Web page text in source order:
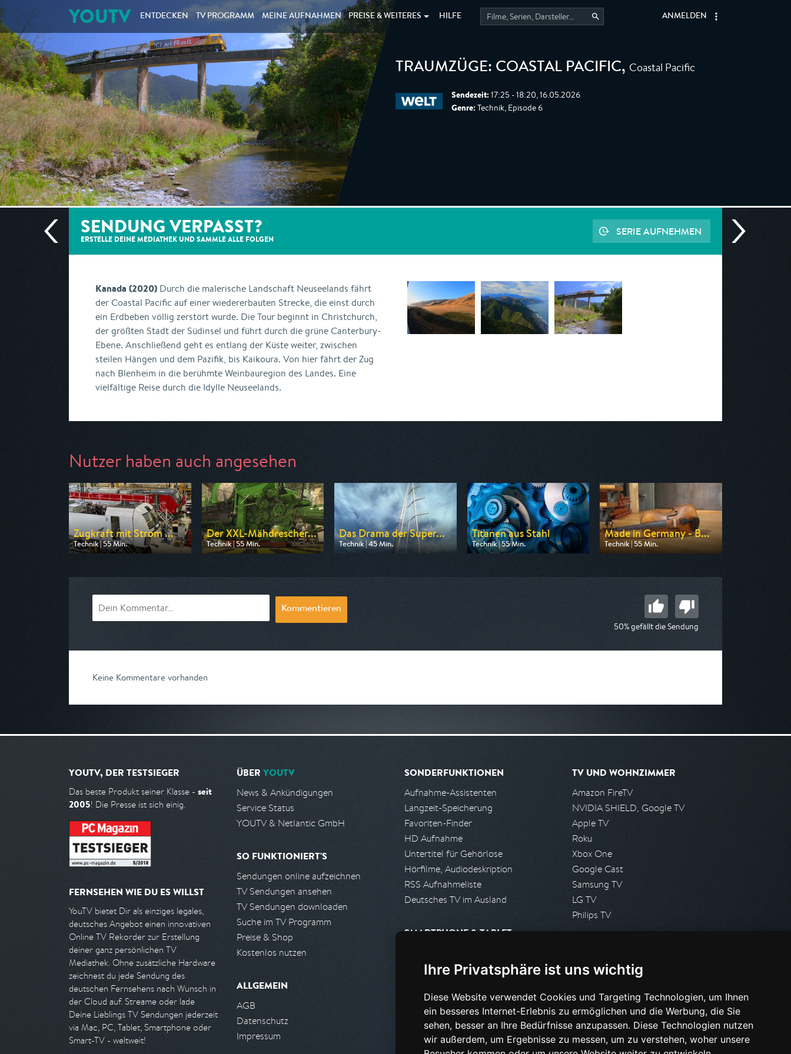
Ihre Privatsphäre ist uns wichtig
Diese Website verwendet Cookies und Targeting Technologien, um Ihnen
ein besseres Internet-Erlebnis zu ermöglichen und die Werbung, die Sie
sehen, besser an Ihre Bedürfnisse anzupassen. Diese Technologien nutzen
wir außerdem, um Ergebnisse zu messen, um zu verstehen, woher unsere
YOUTV ENTDECKEN TV PROGRAMM MEINE AUFNAHMEN PREISE & WEITERES HILFE ANMELDEN
TRAUMZÜGE: COASTAL PACIFIC, Coastal Pacific
Sendezeit: 17:25 - 18:20, 16.05.2026
Genre: Technik, Episode 6
SENDUNG VERPASST?
ERSTELLE DEINE MEDIATHEK UND SAMMLE ALLE FOLGEN
SERIE AUFNEHMEN
Kanada (2020) Durch die malerische Landschaft Neuseelands fährt
der Coastal Pacific auf einer wiedererbauten Strecke, die einst durch
ein Erdbeben völlig zerstört wurde. Die Tour beginnt in Christchurch,
der größten Stadt der Südinsel und führt durch die grüne Canterbury-
Ebene. Anschließend geht es entlang der Küste weiter, zwischen
steilen Hängen und dem Pazifik, bis Kaikoura. Von hier fährt der Zug
nach Blenheim in die berühmte Weinbauregion des Landes. Eine
vielfältige Reise durch die Idylle Neuseelands.
Nutzer haben auch angesehen
Zugkraft mit Strom ...
Technik | 55 Min.
Ausgestrahlt von WELT
Der XXL-Mähdrescher...
Technik | 55 Min.
Ausgestrahlt von WELT
Das Drama der Super...
Technik | 45 Min.
Ausgestrahlt von ZDF
Titanen aus Stahl
Technik | 55 Min.
Ausgestrahlt von DMAX
Made in Germany - B...
Technik | 55 Min.
Ausgestrahlt von N24 Doku
Kommentieren
50% gefällt die Sendung
Keine Kommentare vorhanden
YOUTV, DER TESTSIEGER
Das beste Produkt seiner Klasse - seit
2005! Die Presse ist sich einig.
FERNSEHEN WIE DU ES WILLST
YouTV bietet Dir als einziges legales,
deutsches Angebot einen innovativen
Online TV Rekorder zur Erstellung
deiner ganz persönlichen TV
Mediathek. Ohne zusätzliche Hardware
zeichnest du jede Sendung des
deutschen Fernsehens nach Wunsch in
der Cloud auf. Streame oder lade
Deine Lieblings TV Sendungen jederzeit
via Mac, PC, Tablet, Smartphone oder
Smart-TV - weltweit!
ÜBER YOUTV
News & Ankündigungen
Service Status
YOUTV & Netlantic GmbH
SO FUNKTIONIERT'S
Sendungen online aufzeichnen
TV Sendungen ansehen
TV Sendungen downloaden
Suche im TV Programm
Preise & Shop
Kostenlos nutzen
ALLGEMEIN
AGB
Datenschutz
Impressum
SONDERFUNKTIONEN
Aufnahme-Assistenten
Langzeit-Speicherung
Favoriten-Finder
HD Aufnahme
Untertitel für Gehörlose
Hörfilme, Audiodeskription
RSS Aufnahmeliste
Deutsches TV im Ausland
SMARTPHONE & TABLET
Android App
PARTNER
Partnerliste
Partner werden
TV UND WOHNZIMMER
Amazon FireTV
NVIDIA SHIELD, Google TV
Apple TV
Roku
Xbox One
Google Cast
Samsung TV
LG TV
Philips TV
Presseanfrage stellen
HILFE & SUPPORT
Häufig gestellte Fragen
Anfrage stellen